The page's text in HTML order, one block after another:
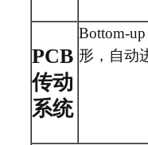
PCB
传动
系统
Bottom-
形，自动